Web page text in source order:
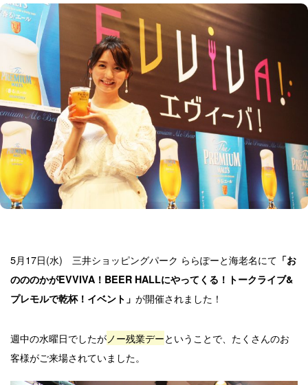
5月17日(水) 三井ショッピングパーク ららぽーと海老名にて 「お
のののかがEVVIVA！BEER HALLにやってくる！トークライブ&
プレモルで乾杯！イベント」 が開催されました！
週中の水曜日でしたがノー残業デーということで、たくさんのお
客様がご来場されていました。